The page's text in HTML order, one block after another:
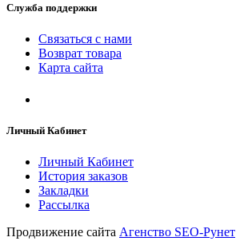
Служба поддержки
Связаться с нами
Возврат товара
Карта сайта
Личный Кабинет
Личный Кабинет
История заказов
Закладки
Рассылка
Продвижение сайта Агенство SEO-Рунет